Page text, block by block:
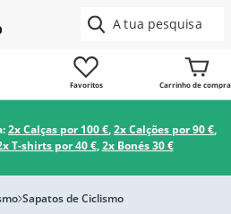
Favoritos Carrinho de
2x Calças por 100 €,2x Calções por 90 €,
T-shirts por 40 €,2x Bonés 30 €
Sapatos de Ciclismo